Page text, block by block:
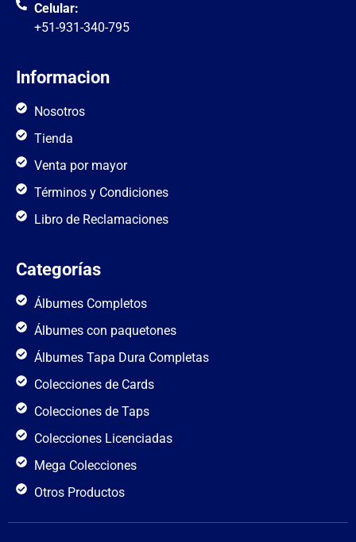
Celular:
+51-931-340-795
Informacion
Nosotros
Tienda
Venta por mayor
Términos y Condiciones
Libro de Reclamaciones
Categorías
Álbumes Completos
Álbumes con paquetones
Álbumes Tapa Dura Completas
Colecciones de Cards
Colecciones de Taps
Colecciones Licenciadas
Mega Colecciones
Otros Productos